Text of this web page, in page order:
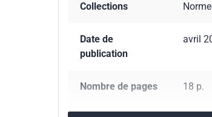
Collections
Date de
publication
avril
Nombre de pages 18 p.